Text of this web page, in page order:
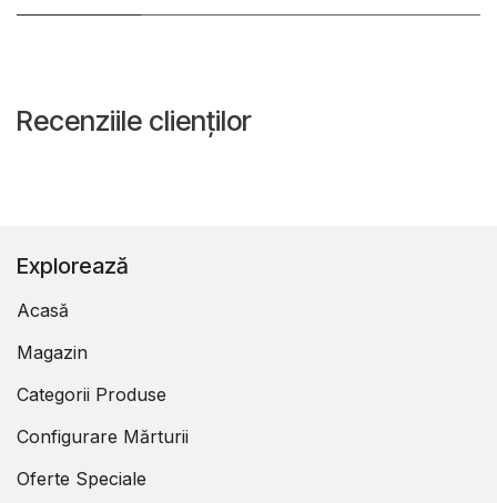
Recenziile clienților
Explorează
Acasă
Magazin
Categorii Produse
Configurare Mărturii
Oferte Speciale